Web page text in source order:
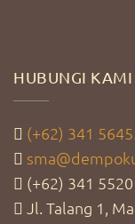
HUBUNGI KAMI
(+62) 341
(+62) 341
Jl. Talang 1,